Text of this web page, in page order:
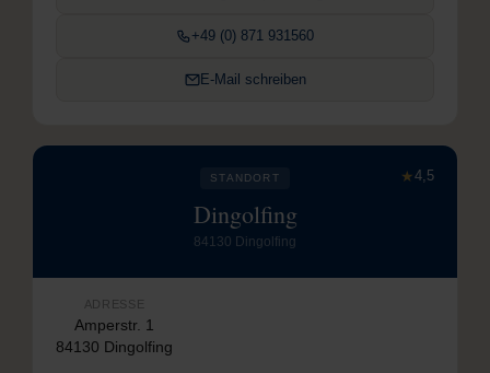
+49 (0) 871 931560
E-Mail schreiben
★4,5
STANDORT
Dingolfing
84130 Dingolfing
ADRESSE
Amperstr. 1
84130 Dingolfing